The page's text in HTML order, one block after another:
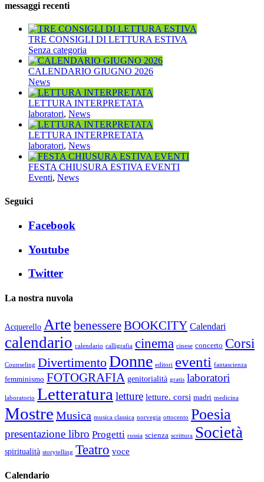
messaggi recenti
TRE CONSIGLI DI LETTURA ESTIVA
Senza categoria
CALENDARIO GIUGNO 2026
News
LETTURA INTERPRETATA
laboratori, News
LETTURA INTERPRETATA
laboratori, News
FESTA CHIUSURA ESTIVA EVENTI
Eventi, News
Seguici
Facebook
Youtube
Twitter
La nostra nuvola
Acquerello Arte benessereBOOKCITY Calendari
calendario calendario calligrafia cinema cinese concerto Corsi
Counseling DivertimentoDonne editori eventi fantascienza
femminismo FOTOGRAFIA genitorialità gratis laboratori
laboratorio Letteratura letture letture. corsi madri medicina
Mostre Musica musica classica norvegia ottocento Poesia
presentazione libro Progetti russia scienza scrittura Società
spiritualità storytelling Teatro voce
Calendario